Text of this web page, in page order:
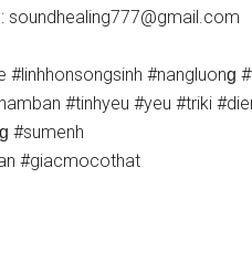
ѕoundhealing777@gmail.com
#linhhonsongsinh #nangluonɡ
#tinhyeu #yeu #triki
#sumenh
#giacmocothat